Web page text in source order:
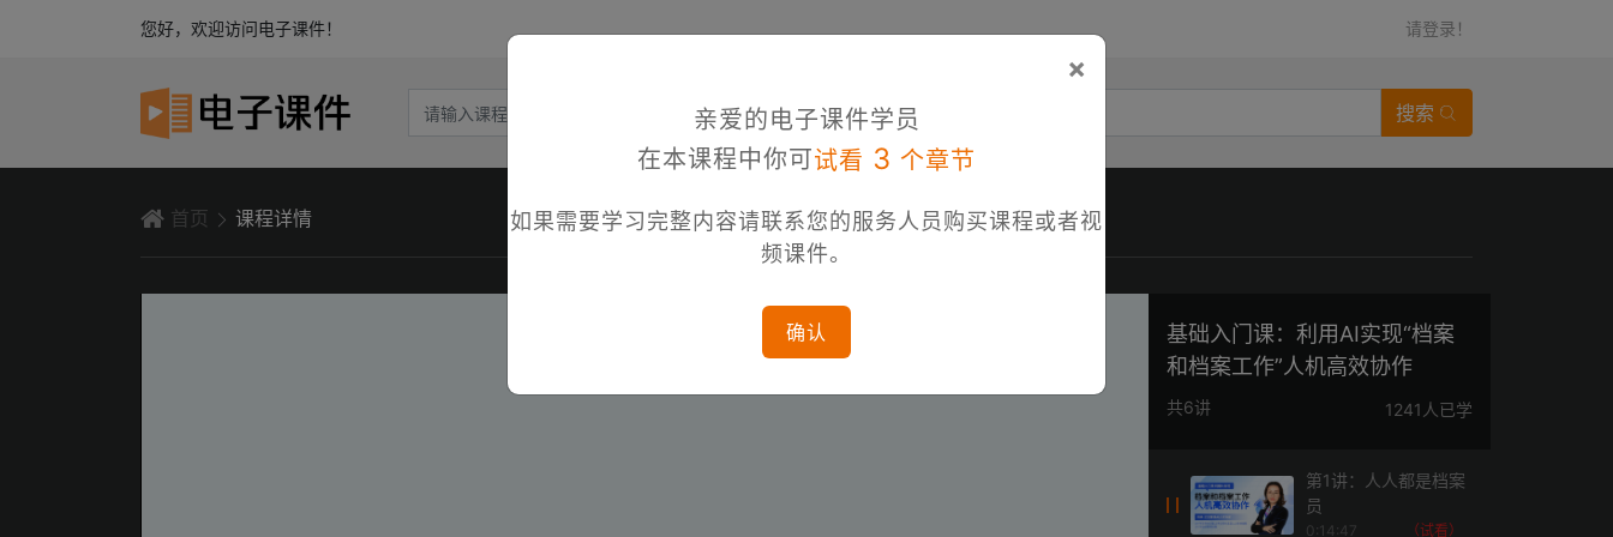
您好，欢迎访问电子课件！ 请登录！
搜索
首页 课程详情
基础入门课：利用AI实现“档案
和档案工作”人机高效协作
共6讲 1241人已学
第1讲：人人都是档案
员
0:14:47 （试看）
×
亲爱的电子课件学员
在本课程中你可试看 3 个章节
如果需要学习完整内容请联系您的服务人员购买课程或者视
频课件。
确认